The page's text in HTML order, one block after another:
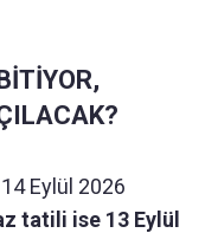
Eylül 2026
tatili ise 13 Eylül